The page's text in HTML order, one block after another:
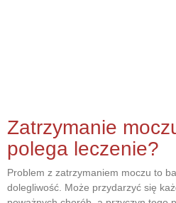
Zatrzymanie
polega leczenie?
Problem z zatrzymaniem moczu to
dolegliwość. Może przydarzyć się